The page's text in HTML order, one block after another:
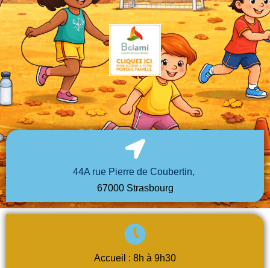
44A rue Pierre de Coubertin,
67000 Strasbourg
Accueil : 8h à 9h30